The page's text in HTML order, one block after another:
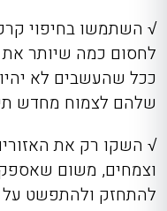
√ השתמשו בחיפוי
לחסום כמה שיותר
ככל שהעשבים לא
שלהם לצמוח מחדש
√ השקו רק את
וצמחים, משום
להתחזק ולהתפשט